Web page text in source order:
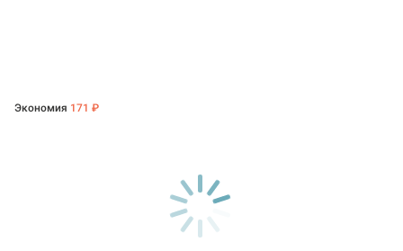
Экономия 171 ₽